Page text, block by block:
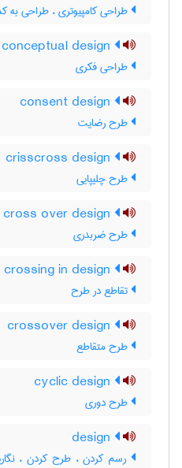
طراحی کامپیوتری ، طراحی به
طراحی فکری
طرح رضایت
طرح چلیپایی
طرح ضربدری
تقاطع در طرح
طرح متقاطع
طرح دوری
رسم کردن ، طرح کردن ،